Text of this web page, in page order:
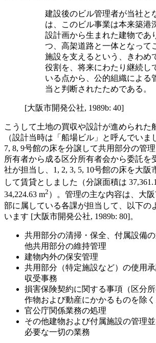
建設後のビル管理者が当社と
は、このビル事業は本来築港
設計画から生まれた建物であ
つ、高架道路と一体となって
施設を支えるという、きわめ
役割を、将来にわたり継続し
いる点から、公的組織による
当と判断されたためである。
[大阪市開発公社, 1989b: 40]
こうして土地の買収や設計が進められた
（設計当時は「船場ビル」と呼んでいま
7, 8, 9号館の床を分譲して共用部分の管
所有者から成る区分所有者会から委託を
社が担当し、1, 2, 3, 5, 10号館の床を大阪
して賃貸としました（分譲面積は
34,224.63 m2 ）。管理の主な内容は、大
部に属している各課が担当して、以下の
います [大阪市開発公社, 1989b: 80]。
共用部分の清掃・保全、付属設備
他共用部分の維持管理
建物内外の保安管理
共用部分（特定施設など）の使用
収受事務
損害保険契約に関する事項（区分
作物および動産にかかるものを除く
官公庁関係業務の処理
その他建物および付属施設の管理
必要な一切の業務